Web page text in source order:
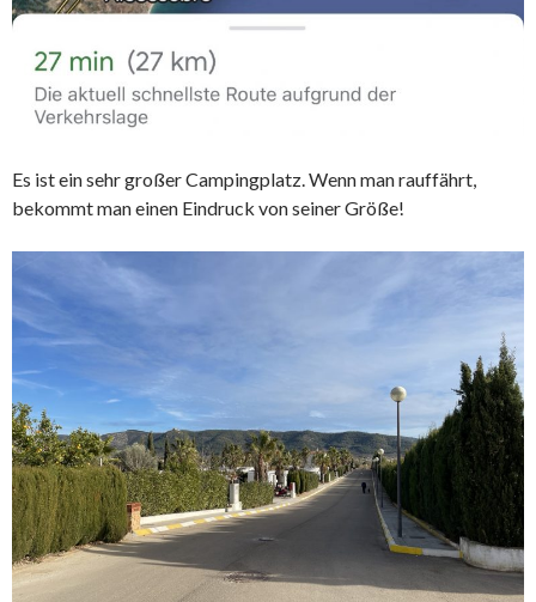
Es ist ein sehr großer Campingplatz. Wenn man rauffährt,
bekommt man einen Eindruck von seiner Größe!